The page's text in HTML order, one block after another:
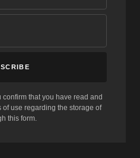
confirm that you have read and
use regarding the storage of
this form.